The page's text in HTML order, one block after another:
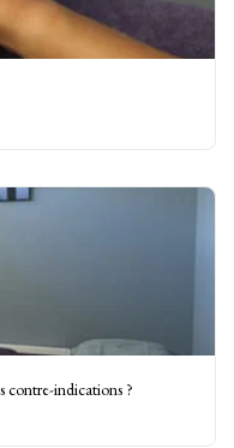
Les rythmes des séances, les bienfaits et les contre-indications ?